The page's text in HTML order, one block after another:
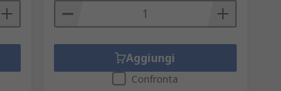
Aggiungi
Confronta